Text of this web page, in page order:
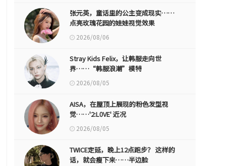
张元英，童话里的公主变成现实……
点亮玫瑰花园的娃娃视觉效果
2026/08/06
Stray Kids Felix，让韩服走向世
界……“韩服浪潮”模特
2026/08/05
AISA，在屋顶上展现的粉色发型视
觉……'2:L0VE' 近况
2026/08/05
TWICE定延，晚上12点跑步？ 这样的
话，就会瘦下来……半边脸